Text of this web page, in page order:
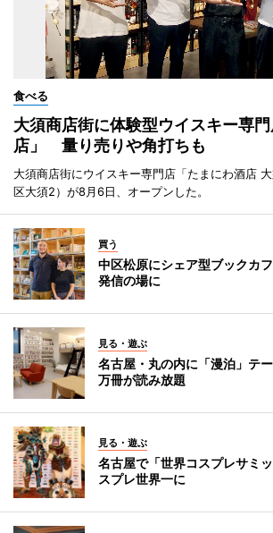
食べる
大須商店街に体験型ウイスキー専
店」 量り売りや角打ちも
大須商店街にウイスキー専門店「たまにわ酒店
区大須2）が8月6日、オープンした。
買う
中区松原にシェア型ブックカ
発信の場に
見る・遊ぶ
名古屋・丸の内に「漫泊」テ
万冊が読み放題
見る・遊ぶ
名古屋で「世界コスプレサミ
スプレ世界一に